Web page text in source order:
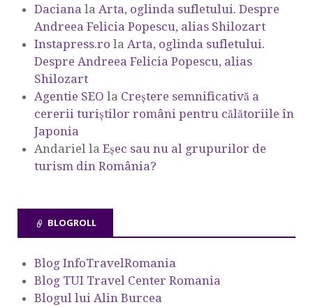
Daciana la Arta, oglinda sufletului. Despre
Andreea Felicia Popescu, alias Shilozart
Instapress.ro la Arta, oglinda sufletului.
Despre Andreea Felicia Popescu, alias
Shilozart
Agentie SEO la Creștere semnificativă a
cererii turiștilor români pentru călătoriile în
Japonia
Andariel la Eşec sau nu al grupurilor de
turism din România?
BLOGROLL
Blog InfoTravelRomania
Blog TUI Travel Center Romania
Blogul lui Alin Burcea